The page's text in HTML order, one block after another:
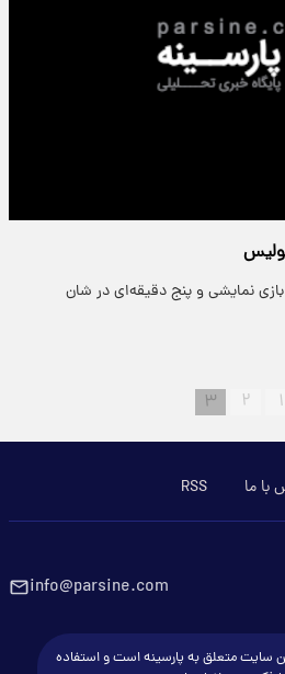
نمایشی و پنج دقیقه‌ای در شان
۱ ۲ ۳
با ما RSS
info@parsine.com
سایت متعلق به پارسینه است و استفاده